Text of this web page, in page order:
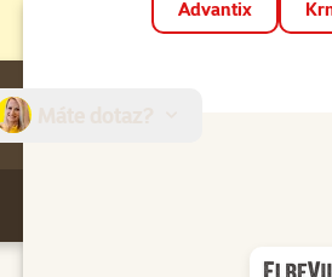
Advantix